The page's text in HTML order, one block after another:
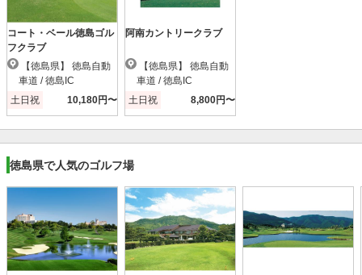
コート・ベール徳島ゴル
フクラブ
車道 / 徳島IC
土日祝
10,180円〜
阿南カントリークラブ
車道 / 徳島IC
土日祝
8,800円〜
徳島県で人気のゴルフ場